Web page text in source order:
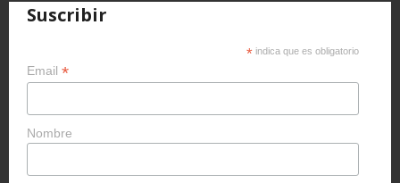
Suscribir
* indica que es obligatorio
Email *
Nombre